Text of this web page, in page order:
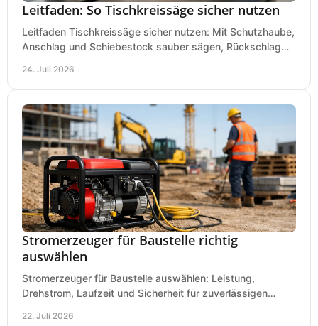
Leitfaden: So Tischkreissäge sicher nutzen
Leitfaden Tischkreissäge sicher nutzen: Mit Schutzhaube,
Anschlag und Schiebestock sauber sägen, Rückschlag
24. Juli 2026
Stromerzeuger für Baustelle richtig
auswählen
Stromerzeuger für Baustelle auswählen: Leistung,
Drehstrom, Laufzeit und Sicherheit für zuverlässigen
22. Juli 2026